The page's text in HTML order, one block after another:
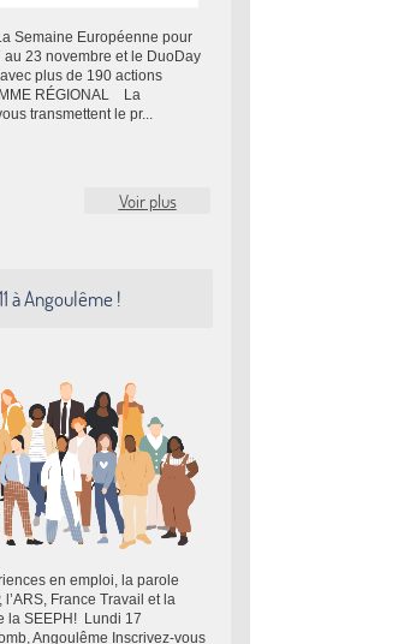
Semaine Européenne pour
au 23 novembre et le DuoDay
plus de 190 actions
RÉGIONAL La
transmettent le pr...
Voir plus
à Angoulême !
en emploi, la parole
France Travail et la
la SEEPH! Lundi 17
Angoulême Inscrivez-vous